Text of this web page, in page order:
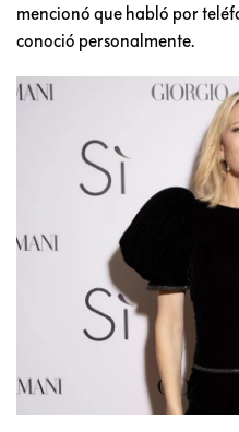
mencionó que habló por
conoció personalmente.